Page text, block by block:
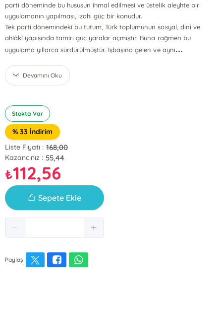
parti döneminde bu hususun ihmal edilmesi ve üstelik aleyhte bir
uygulamanın yapılması, izahı güç bir konudur.
Tek parti dönemindeki bu tutum, Türk toplumunun sosyal, dinî ve
ahlâkî yapısında tamiri güç yaralar açmıştır. Buna rağmen bu
uygulama yıllarca sürdürülmüştür. İşbaşına gelen ve aynı...
Devamını Oku
Stokta Var
% 33 İndirim
Liste Fiyatı : 168,00
Kazancınız : 55,44
₺112,56
Sepete Ekle
Paylaş